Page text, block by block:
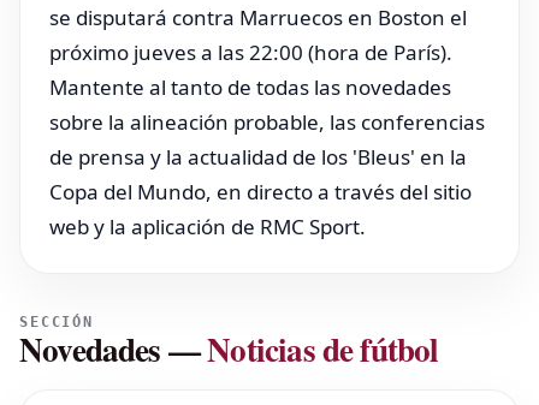
se disputará contra Marruecos en Boston el
próximo jueves a las 22:00 (hora de París).
Mantente al tanto de todas las novedades
sobre la alineación probable, las conferencias
de prensa y la actualidad de los 'Bleus' en la
Copa del Mundo, en directo a través del sitio
web y la aplicación de RMC Sport.
SECCIÓN
Novedades—Noticias de fútbol